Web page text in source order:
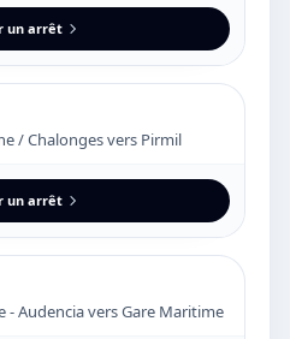
un arrêt
/ Chalonges vers Pirmil
un arrêt
- Audencia vers Gare Maritime